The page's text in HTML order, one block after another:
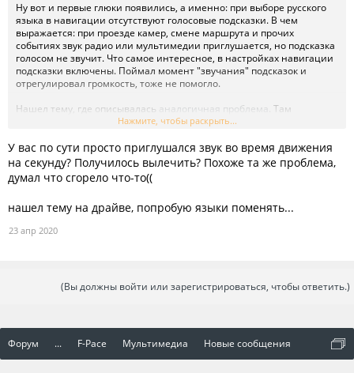
Ну вот и первые глюки появились, а именно: при выборе русского
языка в навигации отсутствуют голосовые подсказки. В чем
выражается: при проезде камер, смене маршрута и прочих
событиях звук радио или мультимедии приглушается, но подсказка
голосом не звучит. Что самое интересное, в настройках навигации
подсказки включены. Поймал момент "звучания" подсказок и
отрегулировал громкость, тоже не помогло.
Нашел тему, где описывалась аналогичная проблема . Там
порекомендовали сменить язык на другой и потом снова вернуть
видно, что в английском языке настройки подсказок есть:
Посмотреть вложение 10189
А в русском - нет:
Посмотреть вложение 10190
Мучает вопрос - сразу ехать к ОД или можно полечить как-то иначе?
Нажмите, чтобы раскрыть...
У вас по сути просто приглушался звук во время движения
на секунду? Получилось вылечить? Похоже та же проблема,
думал что сгорело что-то((
нашел тему на драйве, попробую языки поменять...
23 апр 2020
(Вы должны войти или зарегистрироваться, чтобы ответить.)
Форум ... F-Pace Мультимедиа Новые сообщения